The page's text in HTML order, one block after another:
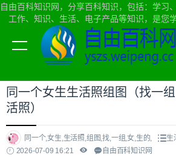
自由百科知识网，分享百科知识，包括：学习
工作、知识、生活、电子产品等知识，是您
当前位置：自由百科知识网首页>生活
同一个女生生活照组图（找一
活照）
同一个,女生,生活照,组图,找,一组,女,生的,
生
2026-07-09 16:21
自由百科知识网